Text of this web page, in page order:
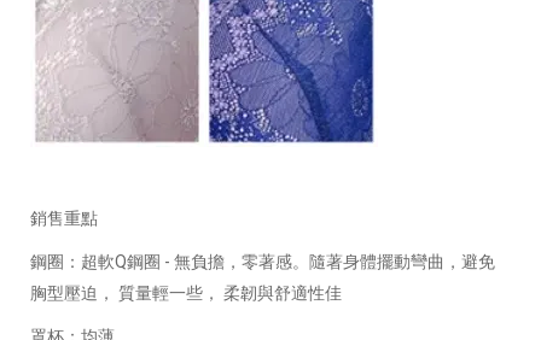
銷售重點
鋼圈：超軟Q鋼圈 - 無負擔，零著感。隨著身體擺動彎曲，避免
胸型壓迫， 質量輕一些， 柔韌與舒適性佳